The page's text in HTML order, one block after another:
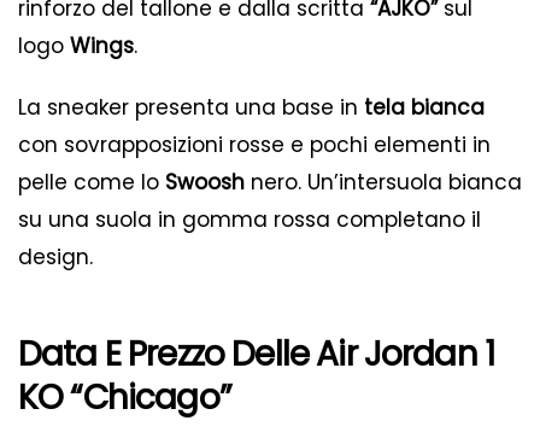
rinforzo del tallone e dalla scritta “AJKO”sul
logo Wings.
La sneaker presenta una base in tela bianca
con sovrapposizioni rosse e pochi elementi in
pelle come lo Swoosh nero. Un’intersuola bianca
su una suola in gomma rossa completano il
design.
Data E Prezzo Delle Air Jordan 1
KO “Chicago”